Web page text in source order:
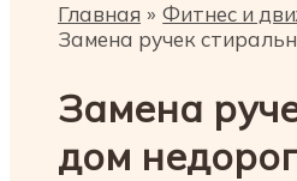
Главная
Фитнес и
Замена ручек
Замена
дом